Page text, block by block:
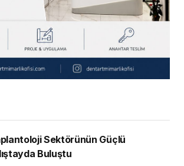
Sektörünün Güçlü
Buluştu